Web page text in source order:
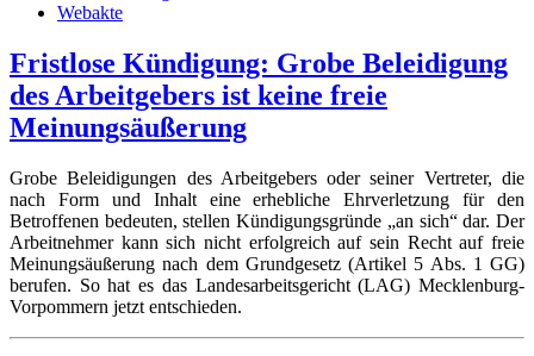
Webakte
Fristlose Kündigung: Grobe Beleidigung
des Arbeitgebers ist keine freie
Meinungsäußerung
Grobe Beleidigungen des Arbeitgebers oder seiner Vertreter, die
nach Form und Inhalt eine erhebliche Ehrverletzung für den
Betroffenen bedeuten, stellen Kündigungsgründe „an sich“ dar. Der
Arbeitnehmer kann sich nicht erfolgreich auf sein Recht auf freie
Meinungsäußerung nach dem Grundgesetz (Artikel 5 Abs. 1 GG)
berufen. So hat es das Landesarbeitsgericht (LAG) Mecklenburg-
Vorpommern jetzt entschieden.